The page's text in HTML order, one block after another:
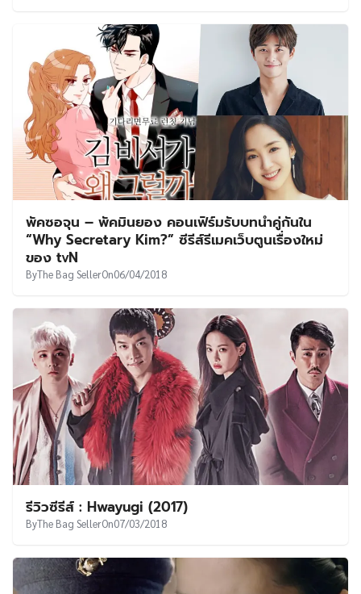
พัคซอจุน – พัคมินยอง คอนเฟิร์มรับบทนำคู่กันใน
“Why Secretary Kim?” ซีรีส์รีเมคเว็บตูนเรื่องใหม่
ของ tvN
ByThe Bag SellerOn06/04/2018
รีวิวซีรีส์ : Hwayugi (2017)
ByThe Bag SellerOn07/03/2018